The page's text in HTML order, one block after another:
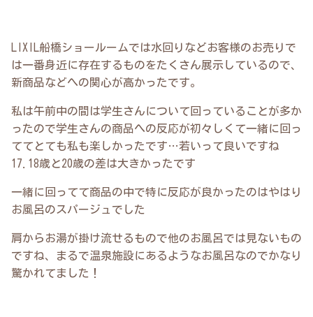
LIXIL船橋ショールームでは水回りなどお客様のお売りで
は一番身近に存在するものをたくさん展示しているので、
新商品などへの関心が高かったです。
私は午前中の間は学生さんについて回っていることが多か
ったので学生さんの商品への反応が初々しくて一緒に回っ
ててとても私も楽しかったです…若いって良いですね
17.18歳と20歳の差は大きかったです
一緒に回ってて商品の中で特に反応が良かったのはやはり
お風呂のスパージュでした
肩からお湯が掛け流せるもので他のお風呂では見ないもの
ですね、まるで温泉施設にあるようなお風呂なのでかなり
驚かれてました！